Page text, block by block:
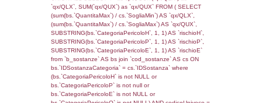
cod_territori_tipologia.IDTerritorioTP)
(((f_territori_limitrofi.IDNotifica)=4691) AND
((f_territori_limitrofi.IDTipoTerritorio)=7)),
0.068940877914429
sql: SELECT f_territori_limitrofi.Distanza,
f_territori_limitrofi.Direzione,
f_territori_limitrofi.Denominazione,